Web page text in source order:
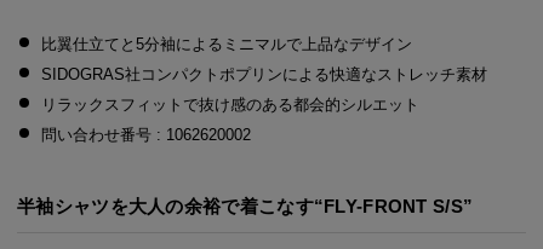
比翼仕立てと5分袖によるミニマルで上品なデザイン
SIDOGRAS社コンパクトポプリンによる快適なストレッチ素材
リラックスフィットで抜け感のある都会的シルエット
問い合わせ番号 : 1062620002
半袖シャツを大人の余裕で着こなす“FLY-FRONT S/S”